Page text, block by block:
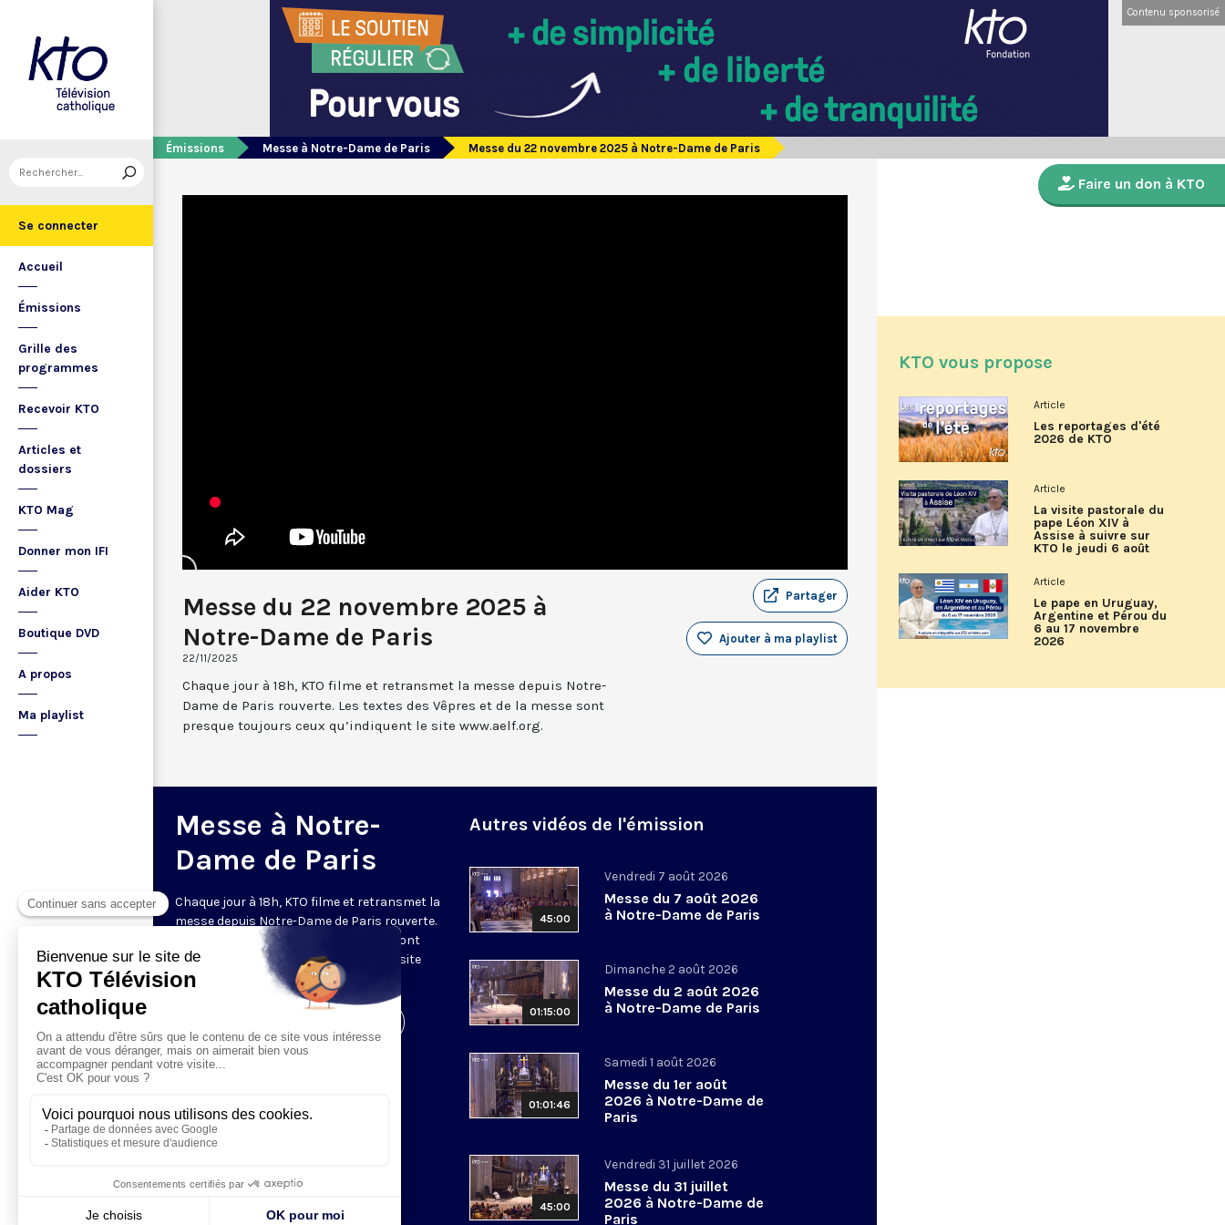
Se connecter
Accueil
Émissions
Grille des
programmes
Recevoir KTO
Articles et
dossiers
KTO Mag
Donner mon IFI
Aider KTO
Boutique DVD
A propos
Ma playlist
Contenu sponsorisé
Émissions Messe à Notre-Dame de Paris Messe du 22 novembre 2025 à Notre-Dame de Paris
Messe du 22 novembre 2025 à
Notre-Dame de Paris
22/11/2025
Partager
Ajouter à ma playlist
Chaque jour à 18h, KTO filme et retransmet la messe depuis Notre-
Dame de Paris rouverte. Les textes des Vêpres et de la messe sont
presque toujours ceux qu’indiquent le site www.aelf.org.
Messe à Notre-
Dame de Paris
Chaque jour à 18h, KTO filme et retransmet la
messe depuis Notre-Dame de Paris rouverte.
Les textes des Vêpres et de la messe sont
presque toujours ceux qu’indiquent le site
www.aelf.org
Autres vidéos de l'émission
45:00
Vendredi 7 août 2026
Messe du 7 août 2026
à Notre-Dame de Paris
01:15:00
Dimanche 2 août 2026
Messe du 2 août 2026
à Notre-Dame de Paris
01:01:46
Samedi 1 août 2026
Messe du 1er août
2026 à Notre-Dame de
Paris
45:00
Vendredi 31 juillet 2026
Messe du 31 juillet
2026 à Notre-Dame de
Paris
Faire un don à KTO
KTO vous propose
Article
Les reportages d'été
2026 de KTO
Article
La visite pastorale du
pape Léon XIV à
Assise à suivre sur
KTO le jeudi 6 août
Article
Le pape en Uruguay,
Argentine et Pérou du
6 au 17 novembre
2026